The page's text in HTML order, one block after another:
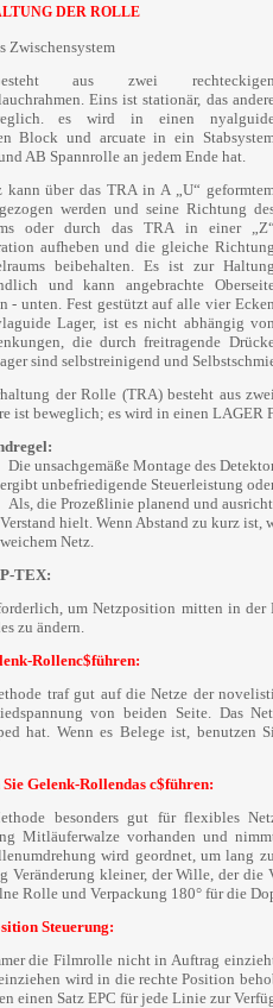
DER ROLLE
Zwischensystem
aus zwei rechteckigen
Eins ist stationär, das
es wird in einen
Block und arcuate in ein
AB Spannrolle an jedem Ende hat.
kann über das TRA in A „U“
werden und seine Richtung
oder durch das TRA in einer „Z“
aufheben und die gleiche Richtung
beibehalten. Es ist zur Haltung
und kann angebrachte
- unten. Fest gestützt auf alle vier Ecken
Lager, ist es nicht abhängig von
die durch freitragende
sind selbstreinigend und
der Rolle (TRA) besteht aus
ist beweglich; es wird in einen LAGER
Die unsachgemäße Montage des
ergibt unbefriedigende Steuerleistung
Als, die Prozeßlinie planend und
Verstand hielt. Wenn Abstand zu kurz ist,
weichem Netz.
TEX:
um Netzposition mitten in
zu ändern.
Rollenc$führen:
traf gut auf die Netze der
von beiden Seite. Das
hat. Wenn es Belege ist, benutzen
Sie Gelenk-Rollendas c$führen:
besonders gut für flexibles
Mitläuferwalze vorhanden und
wird geordnet, um lang
Veränderung kleiner, der Wille, der die
Rolle und Verpackung 180° für die
Steuerung:
die Filmrolle nicht in Auftrag
wird in die rechte Position
einen Satz EPC für jede Linie zur